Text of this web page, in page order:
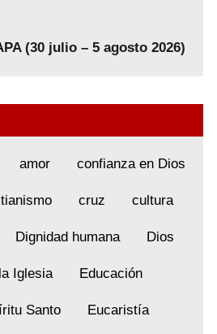
(30 julio – 5 agosto 2026)
amor confianza en Dios
cruz cultura
Dignidad humana Dios
Iglesia Educación
Santo Eucaristía